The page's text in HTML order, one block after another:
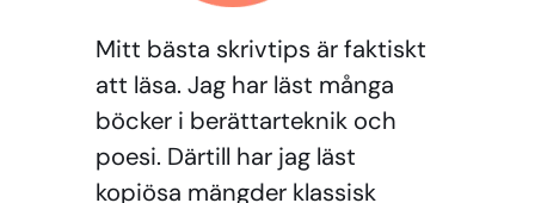
Mitt bästa skrivtips är faktiskt
att läsa. Jag har läst många
böcker i berättarteknik och
poesi. Därtill har jag läst
kopiösa mängder klassisk